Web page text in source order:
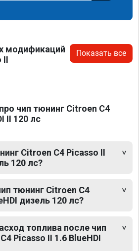
модификаций
II
Показать все
чип тюнинг Citroen C4
II 120 лс
Citroen C4 Picasso II
120 лс?
тюнинг Citroen C4
дизель 120 лс?
топлива после чип
Picasso II 1.6 BlueHDI